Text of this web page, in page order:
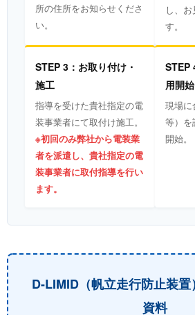
所の住所をお知らせくださ
い。
し、
す。
STEP 3：お取り付け・
施工
指導を受けた貴社指定の電
装事業者にて取付け施工。
※初回のみ弊社から電装業
者を派遣し、貴社指定の電
装事業者に取付指導を行い
ます。
STEP
用開始
現場に
等）を
開始。
D-LIMID（帆立走行防止装
資料